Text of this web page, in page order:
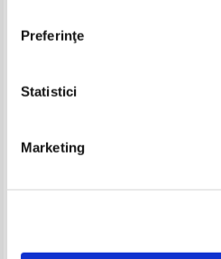
Preferinţe
Statistici
Marketing
Sang Whang - Secretele
Pret:20,00Lei 12,00 Lei